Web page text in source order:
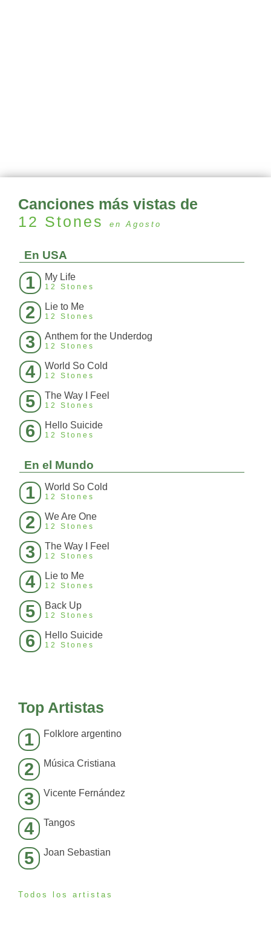
Canciones más vistas de
12 Stones
en Agosto
En USA
1 My Life
12 Stones
2 Lie to Me
12 Stones
3 Anthem for the Underdog
12 Stones
4 World So Cold
12 Stones
5 The Way I Feel
12 Stones
6 Hello Suicide
12 Stones
En el Mundo
1 World So Cold
12 Stones
2 We Are One
12 Stones
3 The Way I Feel
12 Stones
4 Lie to Me
12 Stones
5 Back Up
12 Stones
6 Hello Suicide
12 Stones
Top Artistas
1 Folklore argentino
2 Música Cristiana
3 Vicente Fernández
4 Tangos
5 Joan Sebastian
Todos los artistas